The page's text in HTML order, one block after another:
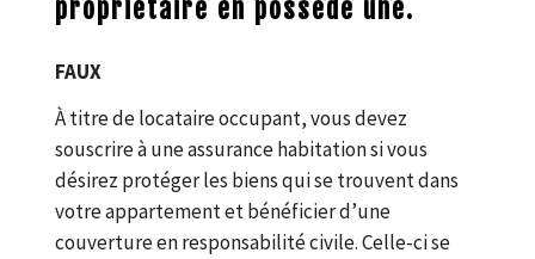
propriétaire en possède une.
FAUX
À titre de locataire occupant, vous devez
souscrire à une assurance habitation si vous
désirez protéger les biens qui se trouvent dans
votre appartement et bénéficier d’une
couverture en responsabilité civile. Celle-ci se